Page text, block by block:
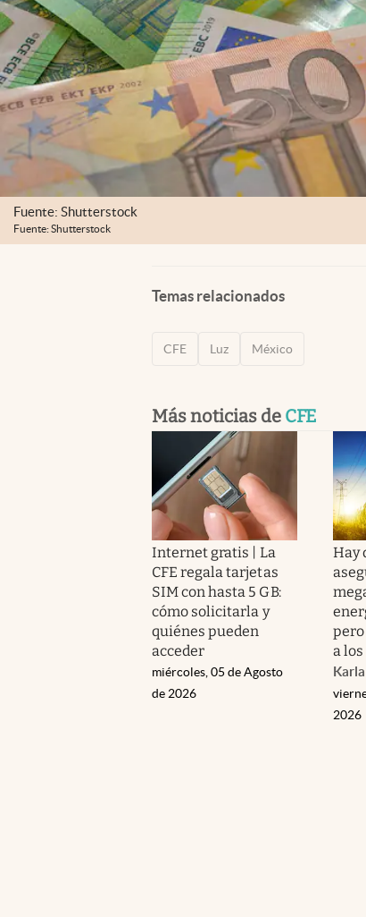
Fuente: Shutterstock
Fuente: Shutterstock
Temas relacionados
CFE Luz México
Más noticias de CFE
Internet gratis | La
CFE regala tarjetas
SIM con hasta 5 GB:
cómo solicitarla y
quiénes pueden
acceder
miércoles, 05 de Agosto
de 2026
Hay
a
2026